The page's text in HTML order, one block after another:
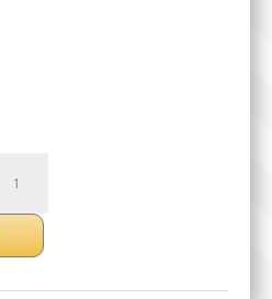
OSPRY
EUSKALTEL
650ml.
2025-